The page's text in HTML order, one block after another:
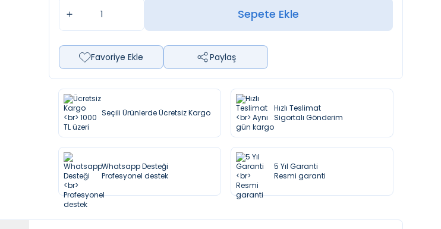
Sepete Ekle
Favoriye Ekle Paylaş
Seçili Ürünlerde Ücretsiz Kargo
Hızlı Teslimat
Sigortalı Gönderim
Whatsapp Desteği
Profesyonel destek
5 Yıl Garanti
Resmi garanti